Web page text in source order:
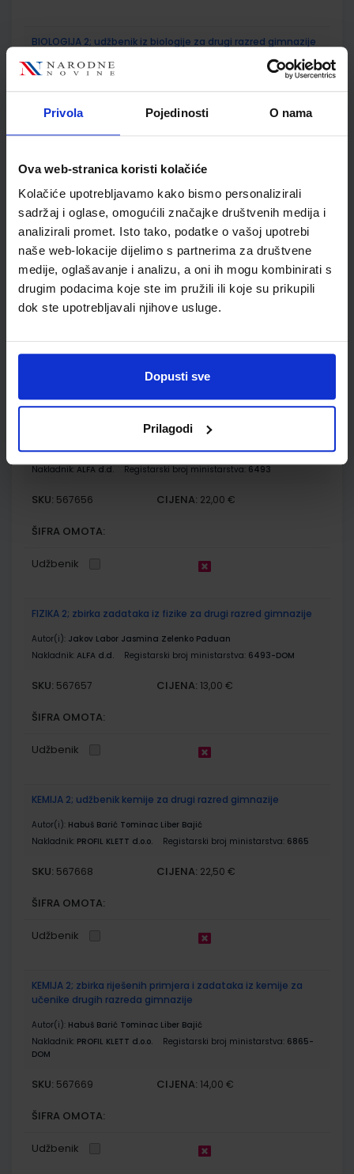
Privola Pojedinosti O nama
Ova web-stranica koristi kolačiće
Kolačiće upotrebljavamo kako bismo personalizirali
sadržaj i oglase, omogućili značajke društvenih medija i
analizirali promet. Isto tako, podatke o vašoj upotrebi
naše web-lokacije dijelimo s partnerima za društvene
medije, oglašavanje i analizu, a oni ih mogu kombinirati s
drugim podacima koje ste im pružili ili koje su prikupili
dok ste upotrebljavali njihove usluge.
Dopusti sve
Prilagodi
BIOLOGIJA 2; udžbenik iz biologije za drugi razred gimnazije
Autor(i): Remenar Sertić Perić Rebrina Đumlija
SKU:567644 CIJENA:21,00 €
Udžbenik
BIOLOGIJA 2; radna bilježnica iz biologije za drugi razred
gimnazije
Autor(i):Sunčica Remenar Mirela Sertić Perić Fran Rebrina
Nakladnik:
ALFA d.d. Registarski broj ministarstva: 6478-DOM
SKU:567645 CIJENA:13,00 €
ŠIFRA OMOTA:
FIZIKA 2; udžbenik iz fizike za drugi razred gimnazije
Autor(i):Jakov Labor Jasmina Zelenko Paduan
Nakladnik: ALFA d.d. Registarski broj ministarstva: 6493
SKU: 567656 CIJENA: 22,00 €
ŠIFRA OMOTA:
Udžbenik
FIZIKA 2; zbirka zadataka iz fizike za drugi razred gimnazije
Autor(i): Jakov Labor Jasmina Zelenko Paduan
Nakladnik: ALFA d.d. Registarski broj ministarstva: 6493-DOM
SKU: 567657 CIJENA: 13,00 €
ŠIFRA OMOTA:
Udžbenik
KEMIJA 2; udžbenik kemije za drugi razred gimnazije
Autor(i): Habuš Barić Tominac Liber Bajić
Nakladnik: PROFIL KLETT d.o.o. Registarski broj ministarstva: 6865
SKU: 567668 CIJENA: 22,50 €
ŠIFRA OMOTA:
Udžbenik
KEMIJA 2; zbirka riješenih primjera i zadataka iz kemije za
učenike drugih razreda gimnazije
Autor(i): Habuš Barić Tominac Liber Bajić
Nakladnik: PROFIL KLETT d.o.o. Registarski broj ministarstva: 6865-
DOM
SKU: 567669 CIJENA: 14,00 €
ŠIFRA OMOTA:
Udžbenik